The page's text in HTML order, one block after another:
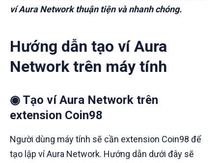
ví Aura Network thuận tiện và nhanh chóng.
Hướng dẫn tạo ví Aura
Network trên máy tính
◉ Tạo ví Aura Network trên
extension Coin98
Người dùng máy tính sẽ cần extension Coin98 để
tạo lập ví Aura Network. Hướng dẫn dưới đây sẽ